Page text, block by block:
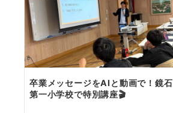
卒業メッセージをAIと動画で！鏡石
第一小学校で特別講座🎬